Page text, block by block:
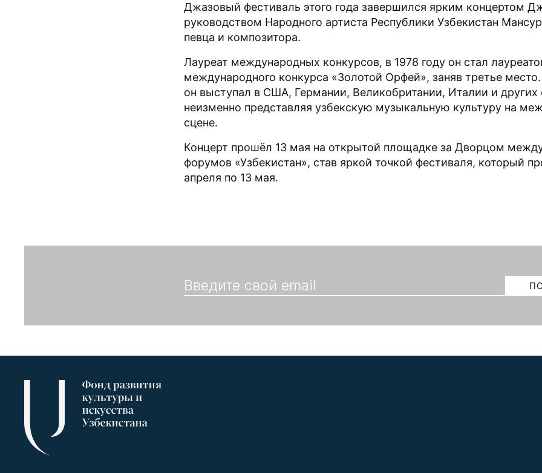
Джазовый фестиваль этого года завершился ярким концертом
руководством Народного артиста Республики Узбекистан
певца и композитора.
Лауреат международных конкурсов, в 1978 году он стал
международного конкурса «Золотой Орфей», заняв третье
он выступал в США, Германии, Великобритании, Италии и других
неизменно представляя узбекскую музыкальную культуру на
сцене.
Концерт прошёл 13 мая на открытой площадке за Дворцом
форумов «Узбекистан», став яркой точкой фестиваля, который
апреля по 13 мая.